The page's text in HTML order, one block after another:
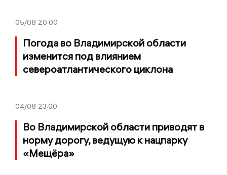
05/08 20:00
Погода во Владимирской области
изменится под влиянием
североатлантического циклона
04/08 23:00
Во Владимирской области приводят в
норму дорогу, ведущую к нацпарку
«Мещёра»